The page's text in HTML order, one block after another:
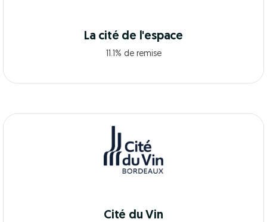
La cité de l'espace
11.1% de remise
Cité du Vin